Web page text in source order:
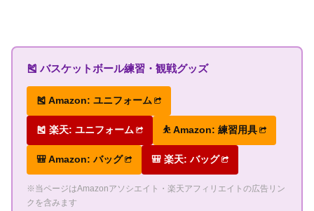
🎽 バスケットボール練習・観戦グッズ
🎽 Amazon: ユニフォーム
🎽 楽天: ユニフォーム ⛹ Amazon: 練習用具
🎒 Amazon: バッグ 🎒 楽天: バッグ
※当ページはAmazonアソシエイト・楽天アフィリエイトの広告リン
クを含みます